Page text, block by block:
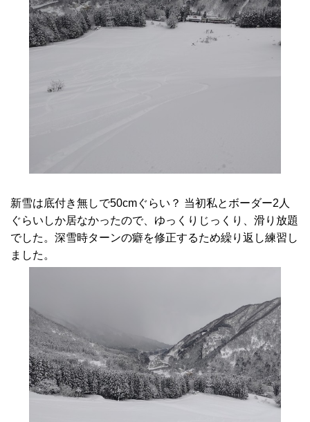
新雪は底付き無しで50cmぐらい？ 当初私とボーダー2人
ぐらいしか居なかったので、ゆっくりじっくり、滑り放題
でした。深雪時ターンの癖を修正するため繰り返し練習し
ました。